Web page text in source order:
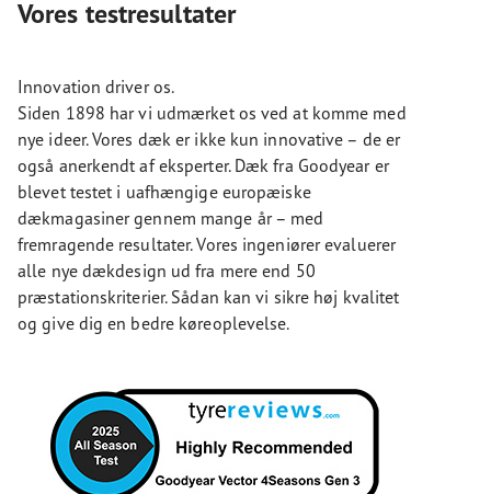
Vores testresultater
Innovation driver os.
Siden 1898 har vi udmærket os ved at komme med
nye ideer. Vores dæk er ikke kun innovative – de er
også anerkendt af eksperter. Dæk fra Goodyear er
blevet testet i uafhængige europæiske
dækmagasiner gennem mange år – med
fremragende resultater. Vores ingeniører evaluerer
alle nye dækdesign ud fra mere end 50
præstationskriterier. Sådan kan vi sikre høj kvalitet
og give dig en bedre køreoplevelse.